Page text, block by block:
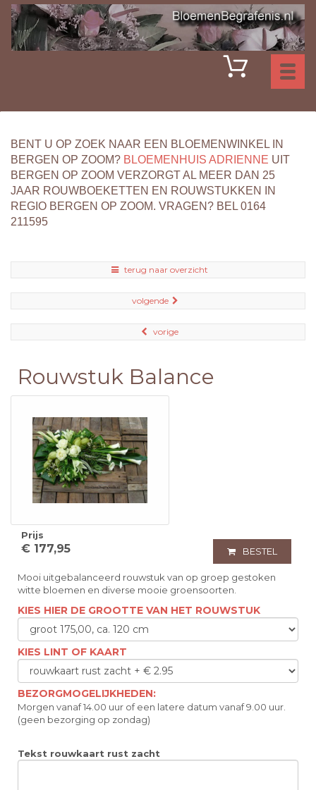
BENT U OP ZOEK NAAR EEN BLOEMENWINKEL IN
BERGEN OP ZOOM? BLOEMENHUIS ADRIENNE UIT
BERGEN OP ZOOM VERZORGT AL MEER DAN 25
JAAR ROUWBOEKETTEN EN ROUWSTUKKEN IN
REGIO BERGEN OP ZOOM. VRAGEN? BEL 0164
211595
terug naar overzicht
volgende
vorige
Rouwstuk Balance
Prijs
€ 177,95 BESTEL
Mooi uitgebalanceerd rouwstuk van op groep gestoken
witte bloemen en diverse mooie groensoorten.
KIES HIER DE GROOTTE VAN HET ROUWSTUK
KIES LINT OF KAART
BEZORGMOGELIJKHEDEN:
Morgen vanaf 14.00 uur of een latere datum vanaf 9.00 uur.
(geen bezorging op zondag)
Tekst rouwkaart rust zacht